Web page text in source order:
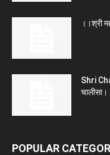
।।श्री
Shri
POPULAR